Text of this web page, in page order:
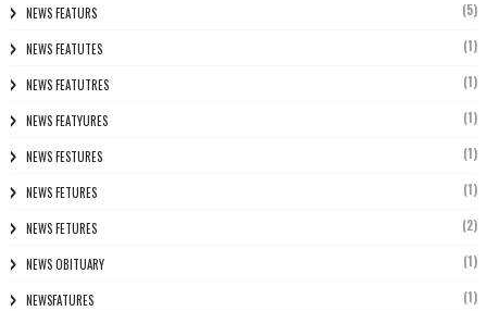
NEWS FEATURS (5)
NEWS FEATUTES (1)
NEWS FEATUTRES (1)
NEWS FEATYURES (1)
NEWS FESTURES (1)
NEWS FETURES (1)
NEWS FETURES (2)
NEWS OBITUARY (1)
NEWSFATURES (1)